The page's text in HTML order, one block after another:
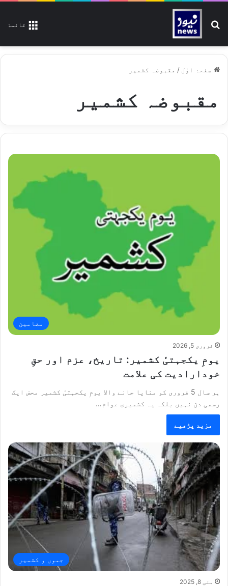
قائمة تلاش کیجیے
صفحۂ اوّل / مقبوضہ کشمیر
مقبوضہ کشمیر
مضامین
فروری 5, 2026
یومِ یکجہتیٔ کشمیر: تاریخ، عزم اور حقِ
خودارادیت کی علامت
ہر سال 5 فروری کو منایا جانے والا یومِ یکجہتیٔ کشمیر محض ایک
رسمی دن نہیں بلکہ یہ کشمیری عوام…
مزید پڑھیے
جموں و کشمیر
مئی 8, 2025